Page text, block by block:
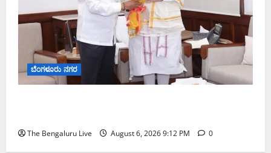
ಬೆಂಗಳೂರು ನಗರ
The Bengaluru Live August 6, 2026 9:12 PM 0